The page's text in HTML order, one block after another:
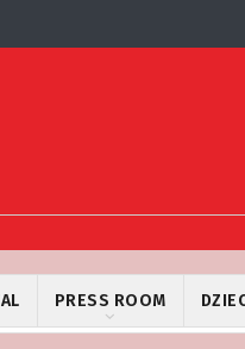
PRESS ROOM